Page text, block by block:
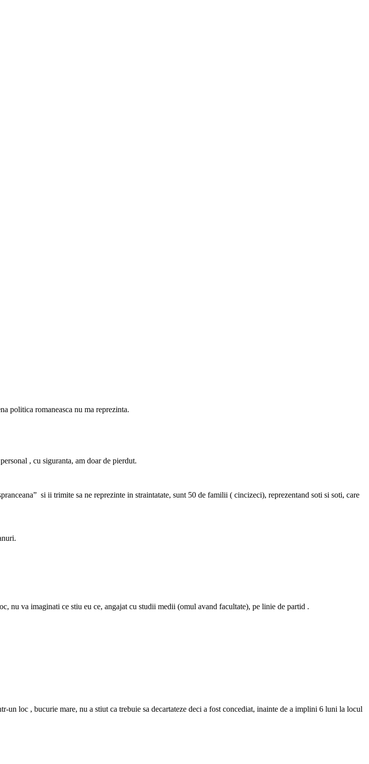
politica romaneasca nu ma reprezinta.
, cu siguranta, am doar de pierdut.
si ii trimite sa ne reprezinte in straintatate, sunt 50 de familii ( cincizeci), reprezentand soti si soti, care
nu va imaginati ce stiu eu ce, angajat cu studii medii (omul avand facultate), pe linie de partid .
loc , bucurie mare, nu a stiut ca trebuie sa decartateze deci a fost concediat, inainte de a implini 6 luni la locul